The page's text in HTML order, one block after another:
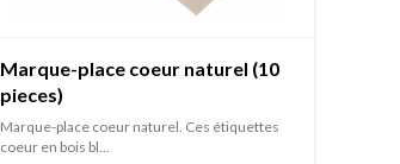
Marque-place coeur naturel (10
pieces)
Marque-place coeur naturel. Ces étiquettes
coeur en bois bl...